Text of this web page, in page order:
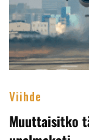
Viihde
Muuttaisitko